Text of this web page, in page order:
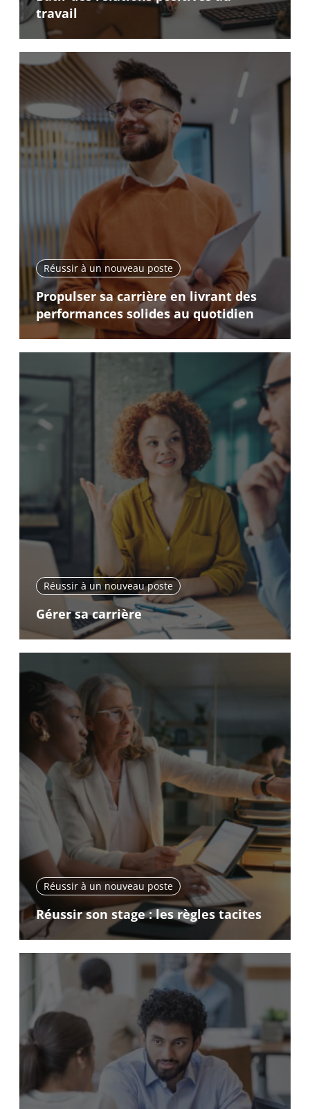
travail
Réussir à un nouveau poste
Propulser sa carrière en livrant des
performances solides au quotidien
Réussir à un nouveau poste
Gérer sa carrière
Réussir à un nouveau poste
Réussir son stage : les règles tacites